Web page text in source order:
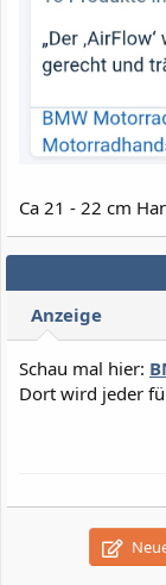
Ca 21 - 22 cm
Anzeige
Schau mal hier:
Dort wird jeder